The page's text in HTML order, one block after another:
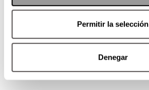
Permitir la selección
Denegar